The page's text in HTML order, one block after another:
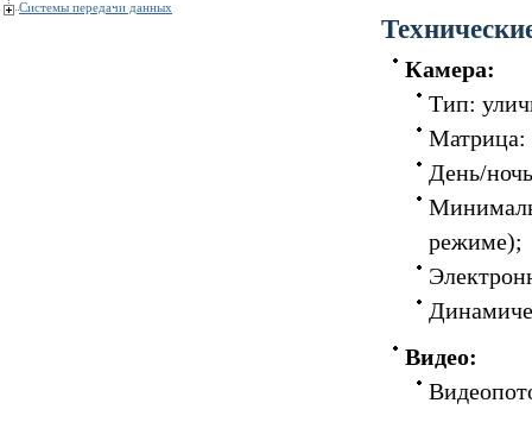
Системы передачи данных
Камера:
Тип:
Матрица:
День/
режиме);
Видео: